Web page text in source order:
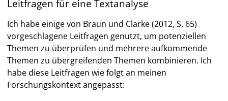
Leitfragen für eine Textanalyse
Ich habe einige von Braun und Clarke (2012, S. 65)
vorgeschlagene Leitfragen genutzt, um potenziellen
Themen zu überprüfen und mehrere aufkommende
Themen zu übergreifenden Themen kombinieren. Ich
habe diese Leitfragen wie folgt an meinen
Forschungskontext angepasst: